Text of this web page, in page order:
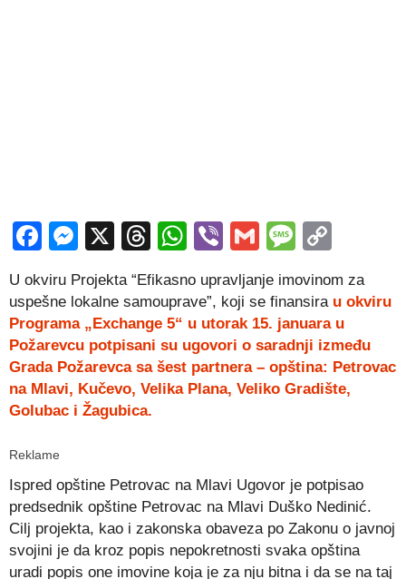
Facebook
Messenger
X Threads
WhatsApp
ViberGmail
U okviru Projekta “Efikasno upravljanje imovinom za
uspešne lokalne samouprave”, koji se finansira u okviru
Programa „Exchange 5“ u utorak 15. januara u
Požarevcu potpisani su ugovori o saradnji između
Grada Požarevca sa šest partnera – opština: Petrovac
na Mlavi, Kučevo, Velika Plana, Veliko Gradište,
Golubac i Žagubica.
Reklame
Ispred opštine Petrovac na Mlavi Ugovor je potpisao
predsednik opštine Petrovac na Mlavi Duško Nedinić.
Cilj projekta, kao i zakonska obaveza po Zakonu o javnoj
svojini je da kroz popis nepokretnosti svaka opština
uradi popis one imovine koja je za nju bitna i da se na taj